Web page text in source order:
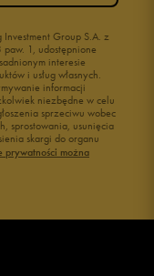
Group S.A. z
1, udostępnione
interesie
i usług własnych.
informacji
niezbędne w celu
sprzeciwu wobec
sprostowania, usunięcia
skargi do organu
prywatności można